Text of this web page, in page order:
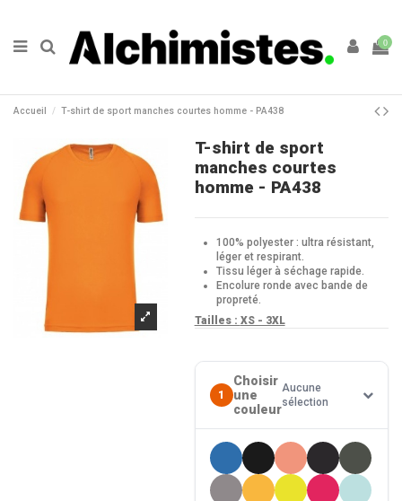
0
Accueil T-shirt de sport manches courtes homme - PA438
T-shirt de sport
manches courtes
homme - PA438
100% polyester : ultra résistant,
léger et respirant.
Tissu léger à séchage rapide.
Encolure ronde avec bande de
propreté.
Tailles : XS - 3XL
1
Choisir
une
couleur
Aucune
sélection